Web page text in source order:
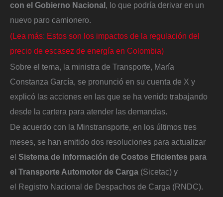
con el Gobierno Nacional, lo que podría derivar en un
nuevo paro camionero.
(Lea más: Estos son los impactos de la regulación del
precio de escasez de energía en Colombia)
Sobre el tema, la ministra de Transporte, María
Constanza García, se pronunció en su cuenta de X y
explicó las acciones en las que se ha venido trabajando
desde la cartera para atender las demandas.
De acuerdo con la Minstransporte, en los últimos tres
meses, se han emitido dos resoluciones para actualizar
el Sistema de Información de Costos Eficientes para
el Transporte Automotor de Carga (Sicetac) y
el Registro Nacional de Despachos de Carga (RNDC).